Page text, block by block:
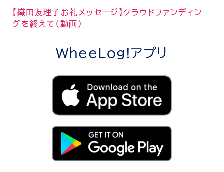
【織田友理子お礼メッセージ】クラウドファンディン
グを終えて（動画）
WheeLog!アプリ